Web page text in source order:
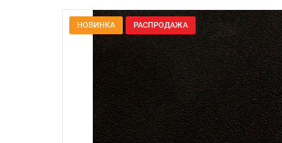
НОВИНКА РАСПРОДАЖА